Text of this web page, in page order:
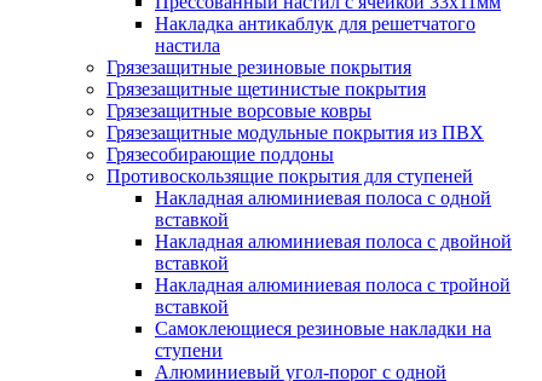
Накладка антикаблук для решетчатого
настила
Грязезащитные резиновые покрытия
Грязезащитные щетинистые покрытия
Грязезащитные ворсовые ковры
Грязезащитные модульные покрытия из ПВХ
Грязесобирающие поддоны
Противоскользящие покрытия для ступеней
Накладная алюминиевая полоса с одной
вставкой
Накладная алюминиевая полоса с двойной
вставкой
Накладная алюминиевая полоса с тройной
вставкой
Самоклеющиеся резиновые накладки на
ступени
Алюминиевый угол-порог с одной